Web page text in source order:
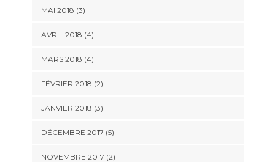
MAI 2018 (3)
AVRIL 2018 (4)
MARS 2018 (4)
FÉVRIER 2018 (2)
JANVIER 2018 (3)
DÉCEMBRE 2017 (5)
NOVEMBRE 2017 (2)